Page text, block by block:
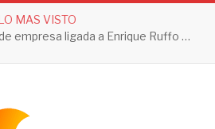
MAS VISTO
Detienen a apoderada de empresa ligada a Enrique Ruffo por investigación de Huachicol Fiscal